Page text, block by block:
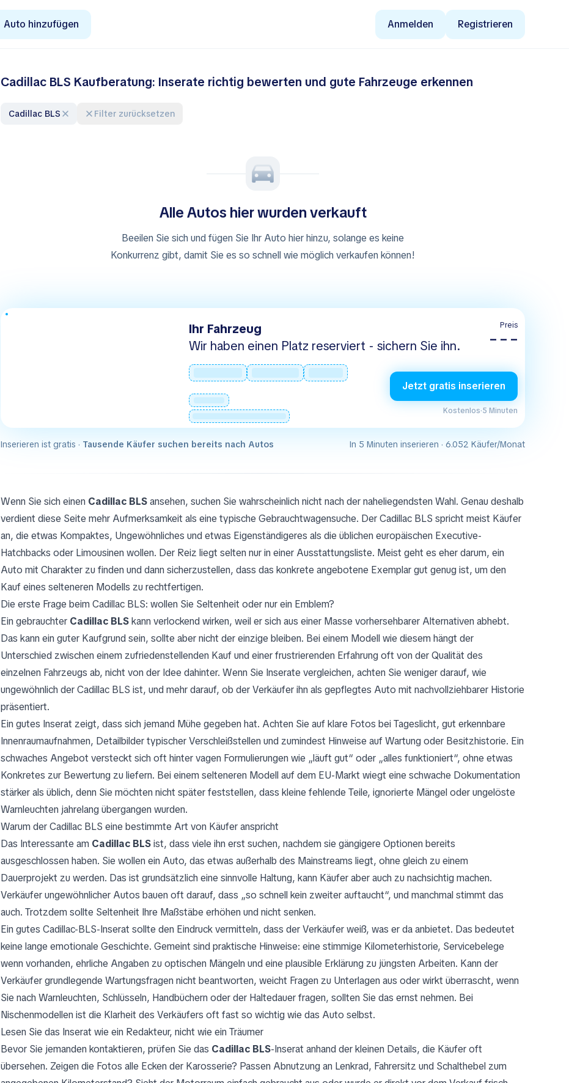
Auto hinzufügen Anmelden Registrieren
Cadillac BLS Kaufberatung: Inserate richtig bewerten und gute Fahrzeuge erkennen
Cadillac BLS Filter zurücksetzen
Alle Autos hier wurden verkauft
Beeilen Sie sich und fügen Sie Ihr Auto hier hinzu, solange es keine
Konkurrenz gibt, damit Sie es so schnell wie möglich verkaufen können!
Ihr Fahrzeug
Wir haben einen Platz reserviert - sichern Sie ihn.
Preis
– – –
Jetzt gratis inserieren
Kostenlos·5 Minuten
Inserieren ist gratis · Tausende Käufer suchen bereits nach Autos In 5 Minuten inserieren · 6.052 Käufer/Monat
Wenn Sie sich einen Cadillac BLSansehen, suchen Sie wahrscheinlich nicht nach der naheliegendsten Wahl. Genau deshalb
verdient diese Seite mehr Aufmerksamkeit als eine typische Gebrauchtwagensuche. Der Cadillac BLS spricht meist Käufer
an, die etwas Kompaktes, Ungewöhnliches und etwas Eigenständigeres als die üblichen europäischen Executive-
Hatchbacks oder Limousinen wollen. Der Reiz liegt selten nur in einer Ausstattungsliste. Meist geht es eher darum, ein
Auto mit Charakter zu finden und dann sicherzustellen, dass das konkrete angebotene Exemplar gut genug ist, um den
Kauf eines selteneren Modells zu rechtfertigen.
Die erste Frage beim Cadillac BLS: wollen Sie Seltenheit oder nur ein Emblem?
Ein gebrauchter Cadillac BLSkann verlockend wirken, weil er sich aus einer Masse vorhersehbarer Alternativen abhebt.
Das kann ein guter Kaufgrund sein, sollte aber nicht der einzige bleiben. Bei einem Modell wie diesem hängt der
Unterschied zwischen einem zufriedenstellenden Kauf und einer frustrierenden Erfahrung oft von der Qualität des
einzelnen Fahrzeugs ab, nicht von der Idee dahinter. Wenn Sie Inserate vergleichen, achten Sie weniger darauf, wie
ungewöhnlich der Cadillac BLS ist, und mehr darauf, ob der Verkäufer ihn als gepflegtes Auto mit nachvollziehbarer Historie
präsentiert.
Ein gutes Inserat zeigt, dass sich jemand Mühe gegeben hat. Achten Sie auf klare Fotos bei Tageslicht, gut erkennbare
Innenraumaufnahmen, Detailbilder typischer Verschleißstellen und zumindest Hinweise auf Wartung oder Besitzhistorie. Ein
schwaches Angebot versteckt sich oft hinter vagen Formulierungen wie „läuft gut“ oder „alles funktioniert“, ohne etwas
Konkretes zur Bewertung zu liefern. Bei einem selteneren Modell auf dem EU-Markt wiegt eine schwache Dokumentation
stärker als üblich, denn Sie möchten nicht später feststellen, dass kleine fehlende Teile, ignorierte Mängel oder ungelöste
Warnleuchten jahrelang übergangen wurden.
Warum der Cadillac BLS eine bestimmte Art von Käufer anspricht
Das Interessante am Cadillac BLSist, dass viele ihn erst suchen, nachdem sie gängigere Optionen bereits
ausgeschlossen haben. Sie wollen ein Auto, das etwas außerhalb des Mainstreams liegt, ohne gleich zu einem
Dauerprojekt zu werden. Das ist grundsätzlich eine sinnvolle Haltung, kann Käufer aber auch zu nachsichtig machen.
Verkäufer ungewöhnlicher Autos bauen oft darauf, dass „so schnell kein zweiter auftaucht“, und manchmal stimmt das
auch. Trotzdem sollte Seltenheit Ihre Maßstäbe erhöhen und nicht senken.
Ein gutes Cadillac-BLS-Inserat sollte den Eindruck vermitteln, dass der Verkäufer weiß, was er da anbietet. Das bedeutet
keine lange emotionale Geschichte. Gemeint sind praktische Hinweise: eine stimmige Kilometerhistorie, Servicebelege
wenn vorhanden, ehrliche Angaben zu optischen Mängeln und eine plausible Erklärung zu jüngsten Arbeiten. Kann der
Verkäufer grundlegende Wartungsfragen nicht beantworten, weicht Fragen zu Unterlagen aus oder wirkt überrascht, wenn
Sie nach Warnleuchten, Schlüsseln, Handbüchern oder der Haltedauer fragen, sollten Sie das ernst nehmen. Bei
Nischenmodellen ist die Klarheit des Verkäufers oft fast so wichtig wie das Auto selbst.
Lesen Sie das Inserat wie ein Redakteur, nicht wie ein Träumer
Bevor Sie jemanden kontaktieren, prüfen Sie das Cadillac BLS-Inserat anhand der kleinen Details, die Käufer oft
übersehen. Zeigen die Fotos alle Ecken der Karosserie? Passen Abnutzung an Lenkrad, Fahrersitz und Schalthebel zum